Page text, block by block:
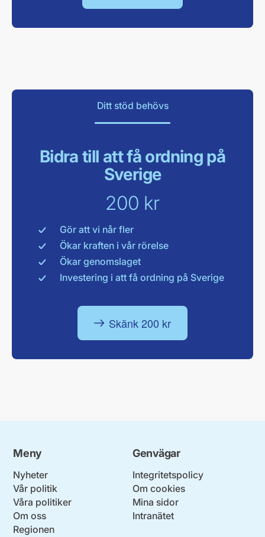
Ditt stöd behövs
Bidra till att få ordning på
Sverige
200 kr
Gör att vi når fler
Ökar kraften i vår rörelse
Ökar genomslaget
Investering i att få ordning på Sverige
Skänk 200 kr
Meny
Nyheter
Vår politik
Våra politiker
Om oss
Regionen
Genvägar
Integritetspolicy
Om cookies
Mina sidor
Intranätet